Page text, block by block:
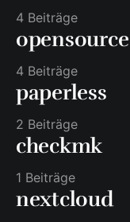
4 Beiträge
opensource
4 Beiträge
paperless
2 Beiträge
checkmk
1 Beiträge
nextcloud